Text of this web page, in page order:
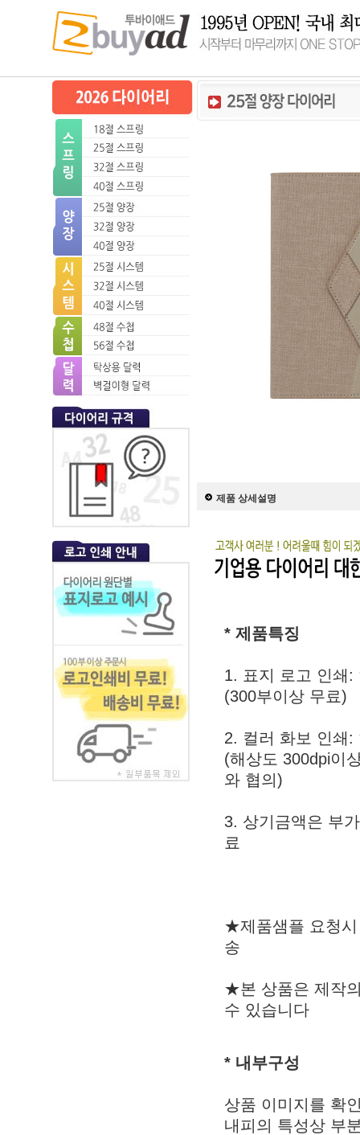
제품 상세설명
* 제품특징
1. 표지 로고 인쇄:
(300부이상 무료)
2. 컬러 화보 인쇄:
(해상도 300dpi이
와 협의)
3. 상기금액은 부
료
★제품샘플 요청시
송
★본 상품은 제작
수 있습니다
* 내부구성
상품 이미지를 확
내피의 특성상 부